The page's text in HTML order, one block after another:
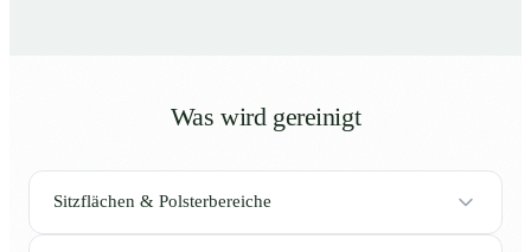
Was wird gereinigt
Sitzflächen & Polsterbereiche